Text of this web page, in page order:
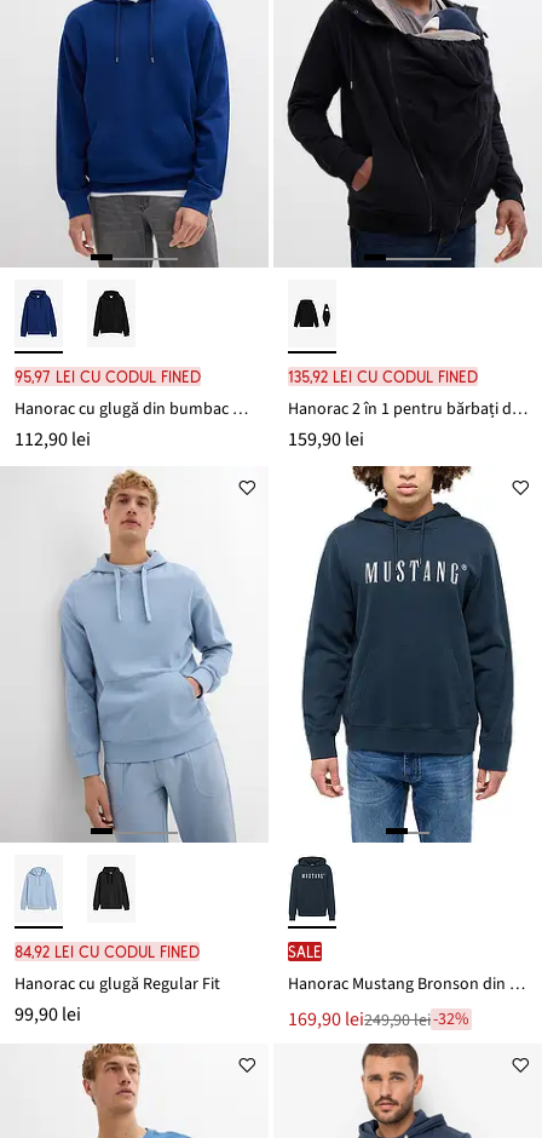
95,97 lei cu codul FINED
Hanorac cu glugă din bumbac organic 100%, Loose Fit
112,90 lei
135,92 lei cu codul FINED
Hanorac 2 în 1 pentru bărbați din bumbac moale, pentru purtarea bebelușului
159,90 lei
84,92 lei cu codul FINED
Hanorac cu glugă Regular Fit
99,90 lei
SALE
Hanorac Mustang Bronson din bumbac organic 100%
Noul
preț
169,90 lei
Reducere
249,90 lei
249,90 lei-32%